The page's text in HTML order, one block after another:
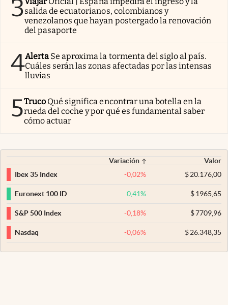
3salida de ecuatorianos, colombianos y
venezolanos que hayan postergado la renovación
del pasaporte
4Alerta Se aproxima la tormenta del siglo al país.
Cuáles serán las zonas afectadas por las intensas
lluvias
5Truco Qué significa encontrar una botella en la
rueda del coche y por qué es fundamental saber
cómo actuar
Variación
Valor
Ibex 35 Index
-0,02% $20.176,00
Euronext 100 ID 0,41% $1965,65
S&P 500 Index -0,18% $7709,96
Nasdaq -0,06% $26.348,35